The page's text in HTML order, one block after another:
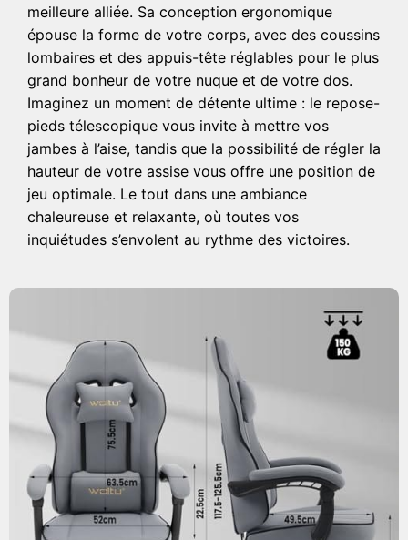
meilleure alliée. Sa conception ergonomique
épouse la forme de votre corps, avec des coussins
lombaires et des appuis-tête réglables pour le plus
grand bonheur de votre nuque et de votre dos.
Imaginez un moment de détente ultime : le repose-
pieds télescopique vous invite à mettre vos
jambes à l’aise, tandis que la possibilité de régler la
hauteur de votre assise vous offre une position de
jeu optimale. Le tout dans une ambiance
chaleureuse et relaxante, où toutes vos
inquiétudes s’envolent au rythme des victoires.